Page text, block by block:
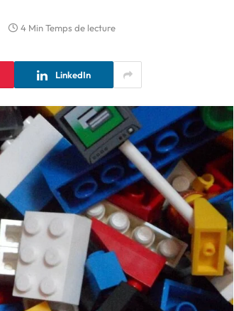
4 Min Temps de lecture
LinkedIn